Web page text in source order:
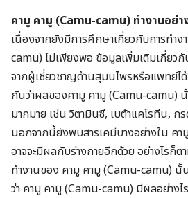
คามู คามู (Camu-camu) ทำงานอย่า
เนื่องจากยังมีการศึกษาเกี่ยวกับการทำ
camu) ไม่เพียงพอ ข้อมูลเพิ่มเติมเกี่ยว
จากผู้เชี่ยวชาญด้านสุมนไพรหรือแพทย์ไ
กันว่าผลของคามู คามู (Camu-camu) นั้
มากมาย เช่น วิตามินซี, เบต้าแคโรทีน, ก
นอกจากนี้ยังพบสารเคมีบางอย่างใน ค
อาจจะมีผลกับร่างกายอีกด้วย อย่างไรก็ต
ทำงานของ คามู คามู (Camu-camu)
ว่า คามู คามู (Camu-camu) มีผลอย่างไ